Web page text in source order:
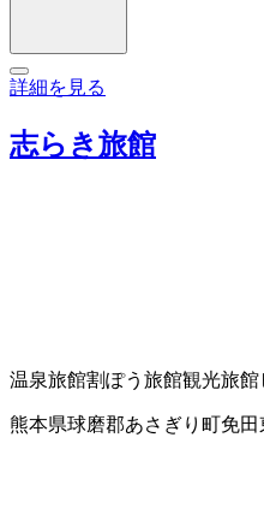
詳細を見る
志らき旅館
温泉旅館割ぽう旅館観光旅館
熊本県球磨郡あさぎり町免田